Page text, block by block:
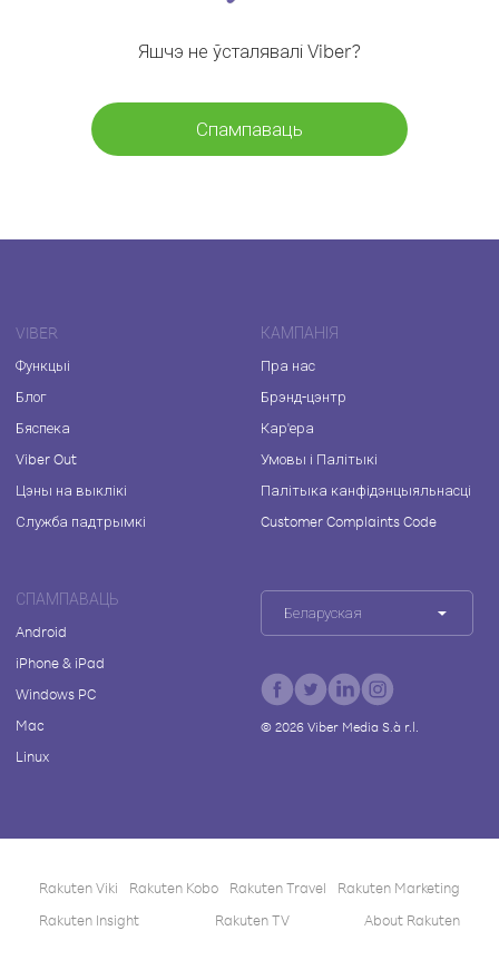
Яшчэ не ўсталявалі Viber?
Спампаваць
VIBER
Функцыі
Блог
Бяспека
Viber Out
Цэны на выклікі
Служба падтрымкі
КАМПАНІЯ
Пра нас
Брэнд-цэнтр
Кар'ера
Умовы і Палітыкі
Палітыка канфідэнцыяльнасці
Customer Complaints Code
СПАМПАВАЦЬ
Android
iPhone & iPad
Windows PC
Mac
Linux
Беларуская
© 2026Viber Media S.à r.l.
Rakuten Viki Rakuten Kobo Rakuten Travel
Rakuten Marketing
Rakuten Insight
Rakuten TV About Rakuten